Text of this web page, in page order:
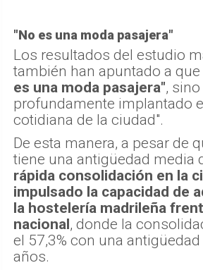
"No es una moda pasajera"
Los resultados del estudio
también han apuntado a que
es una moda pasajera",
profundamente implantado
cotidiana de la ciudad".
De esta manera, a pesar de
tiene una antigüedad media
rápida consolidación en la
impulsado la capacidad de
la hostelería madrileña
nacional, donde la
el 57,3% con una
años.